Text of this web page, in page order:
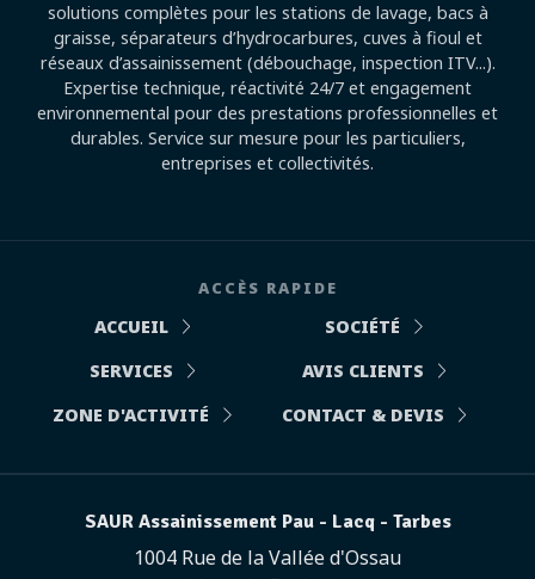
solutions complètes pour les stations de lavage, bacs à
graisse, séparateurs d’hydrocarbures, cuves à fioul et
réseaux d’assainissement (débouchage, inspection ITV...).
Expertise technique, réactivité 24/7 et engagement
environnemental pour des prestations professionnelles et
durables. Service sur mesure pour les particuliers,
entreprises et collectivités.
ACCÈS RAPIDE
ACCUEIL
SOCIÉTÉ
SERVICES
AVIS CLIENTS
ZONE D'ACTIVITÉ
CONTACT & DEVIS
SAUR Assainissement Pau - Lacq - Tarbes
1004 Rue de la Vallée d'Ossau